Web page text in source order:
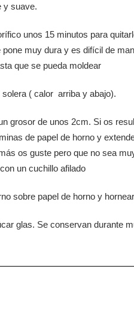
y suave.
unos 15 minutos para
muy dura y es difícil de
que se pueda moldear
solera ( calor arriba y abajo).
grosor de unos 2cm. Si os
de papel de horno y
os guste pero que no sea
un cuchillo afilado
sobre papel de horno y
glas. Se conservan durante